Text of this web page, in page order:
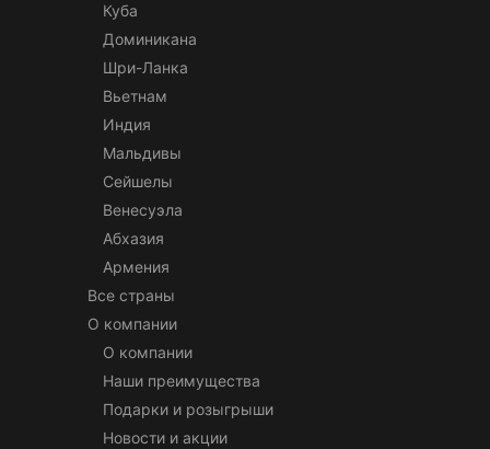
Куба
Доминикана
Шри-Ланка
Вьетнам
Индия
Мальдивы
Сейшелы
Венесуэла
Абхазия
Армения
Все страны
О компании
О компании
Наши преимущества
Подарки и розыгрыши
Новости и акции